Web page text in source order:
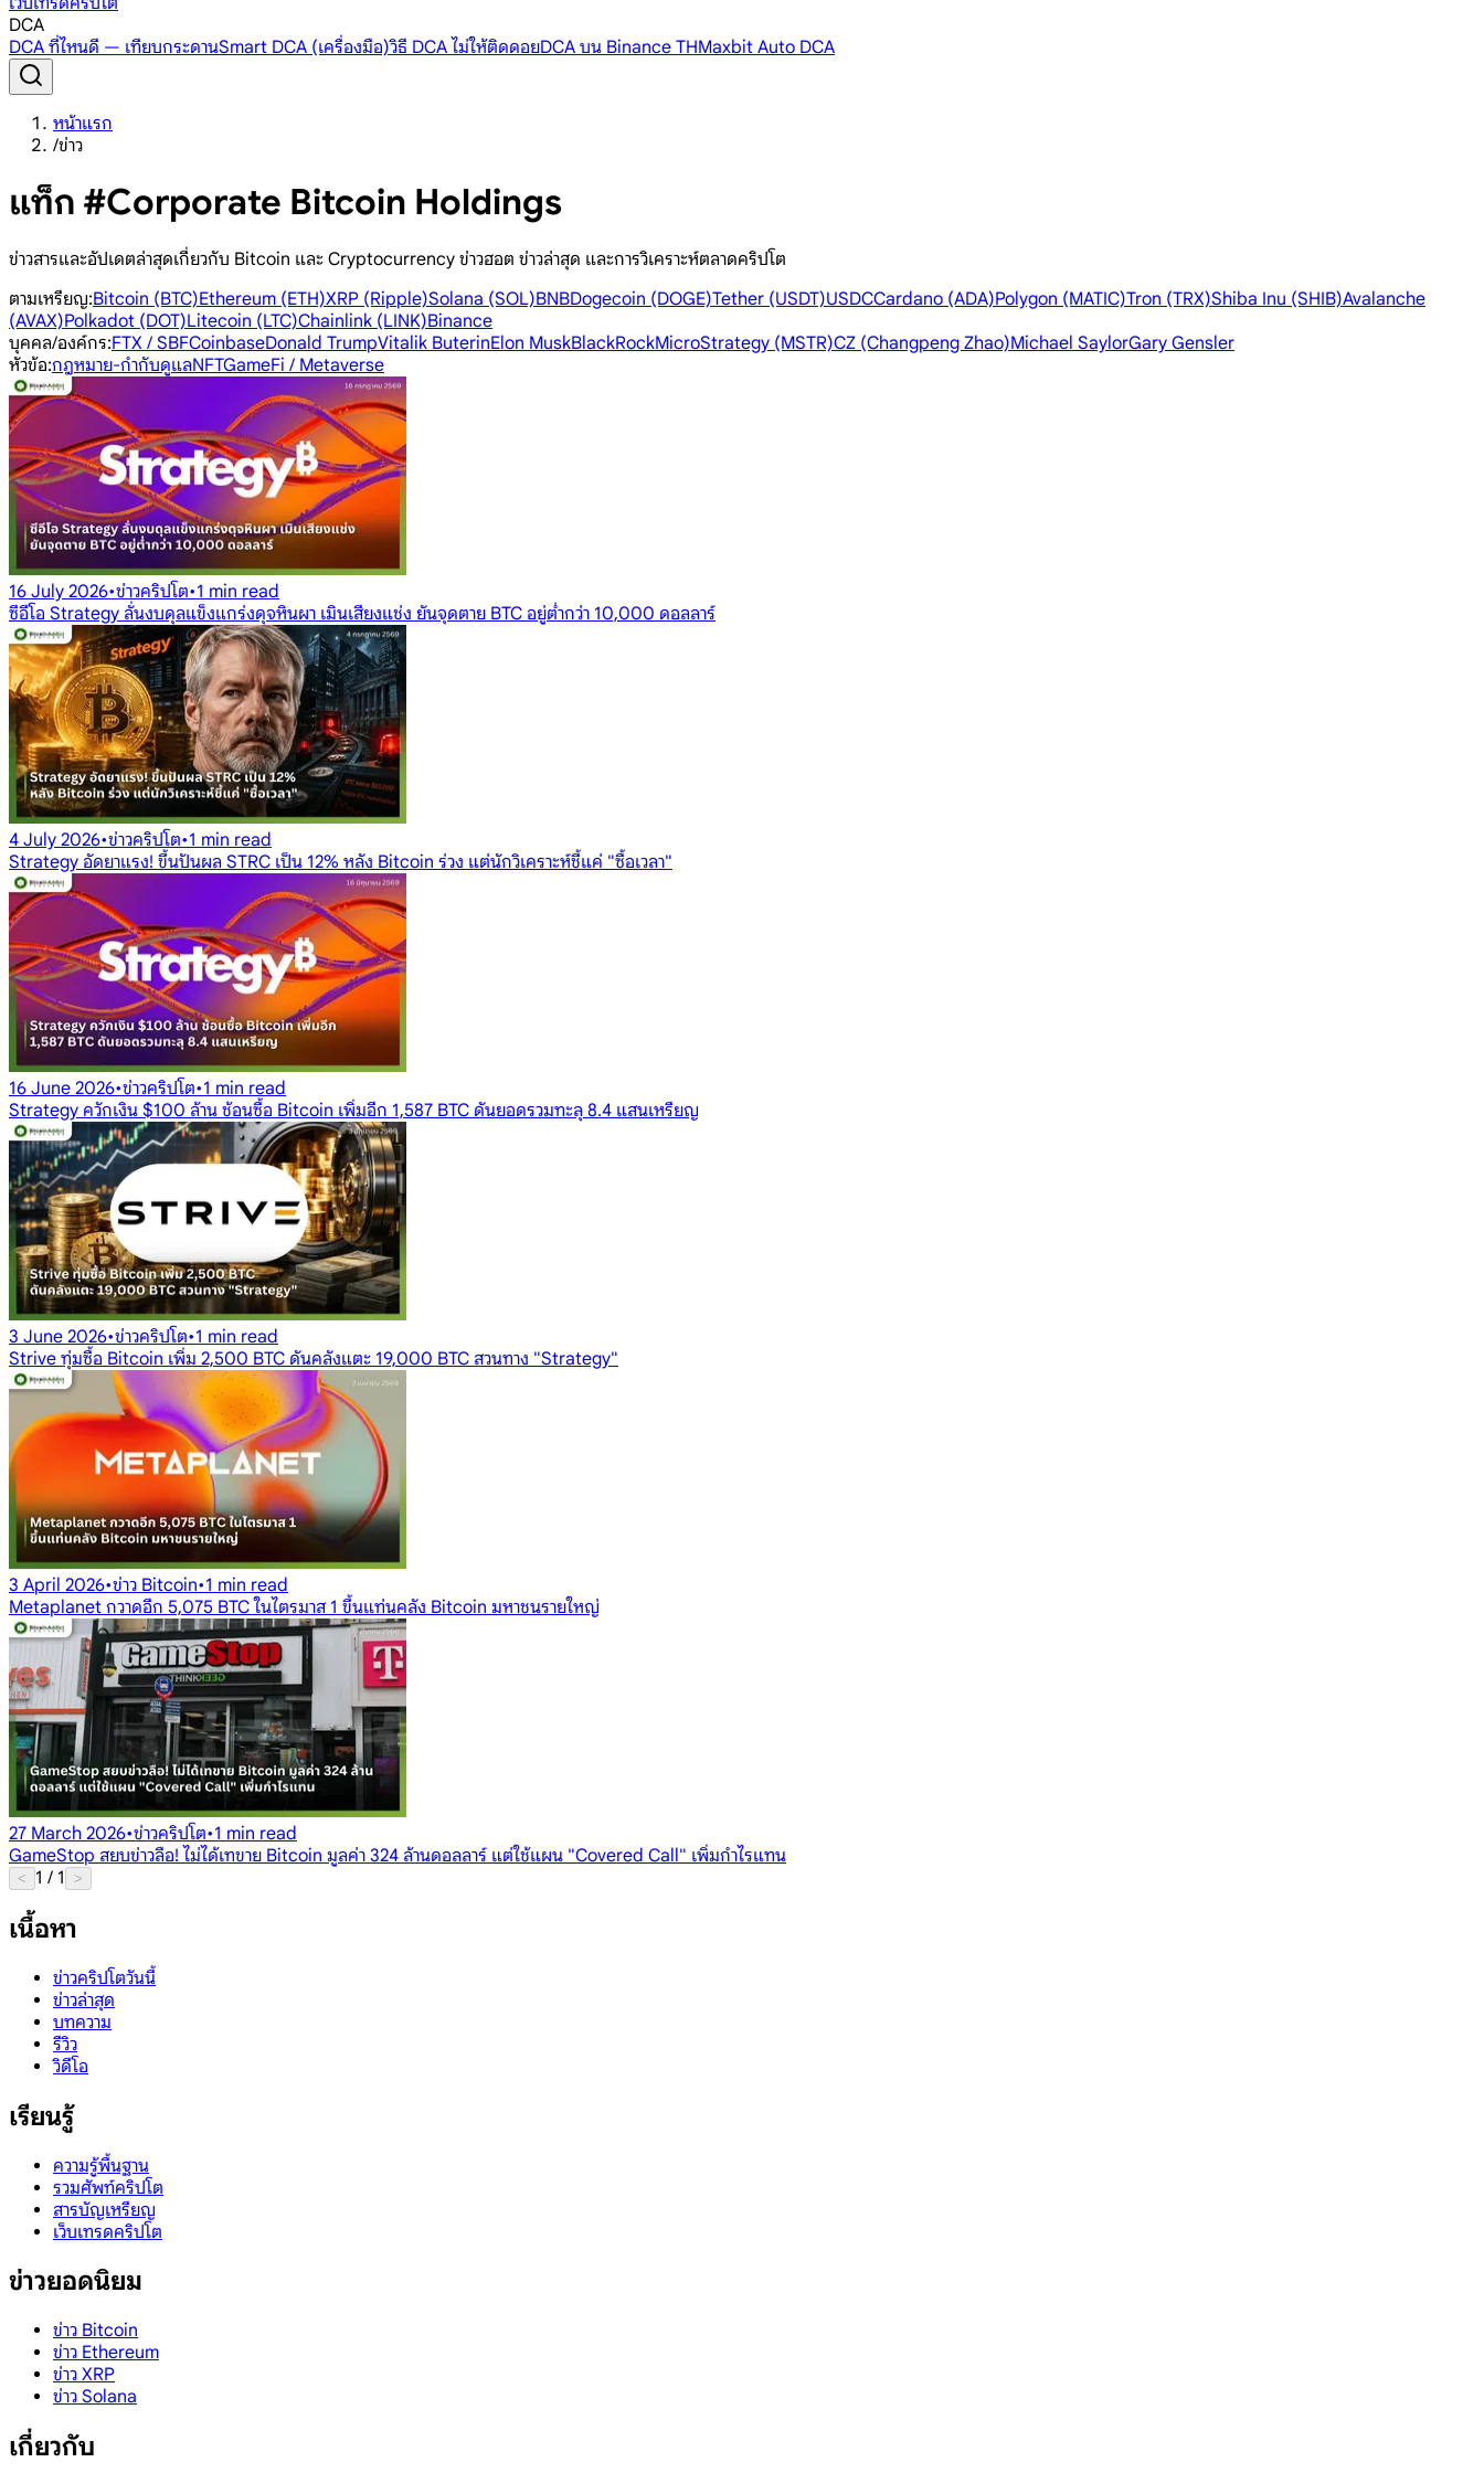
DCA
DCA ที่ไหนดี — เทียบกระดานSmart DCA (เครื่องมือ)วิธี DCA ไม่ให้ติดดอยDCA บน Binance THMaxbit Auto DCA
หน้าแรก
/ข่าว
แท็ก #Corporate Bitcoin Holdings
ข่าวสารและอัปเดตล่าสุดเกี่ยวกับ Bitcoin และ Cryptocurrency ข่าวฮอต ข่าวล่าสุด และการวิเคราะห์ตลาดคริปโต
ตามเหรียญ:Bitcoin (BTC)Ethereum (ETH)XRP (Ripple)Solana (SOL)BNBDogecoin (DOGE)Tether (USDT)USDCCardano (ADA)Polygon (MATIC)Tron (TRX)Shiba Inu (SHIB)Avalanche
(AVAX)Polkadot (DOT)Litecoin (LTC)Chainlink (LINK)Binance
บุคคล/องค์กร:FTX / SBFCoinbaseDonald TrumpVitalik ButerinElon MuskBlackRockMicroStrategy (MSTR)CZ (Changpeng Zhao)Michael SaylorGary Gensler
หัวข้อ:กฎหมาย-กำกับดูแลNFTGameFi / Metaverse
16 July 2026•ข่าวคริปโต•1 min read
ซีอีโอ Strategy ลั่นงบดุลแข็งแกร่งดุจหินผา เมินเสียงแช่ง ยันจุดตาย BTC อยู่ต่ำกว่า 10,000 ดอลลาร์
4 July 2026•ข่าวคริปโต•1 min read
Strategy อัดยาแรง! ขึ้นปันผล STRC เป็น 12% หลัง Bitcoin ร่วง แต่นักวิเคราะห์ชี้แค่ "ซื้อเวลา"
16 June 2026•ข่าวคริปโต•1 min read
Strategy ควักเงิน $100 ล้าน ช้อนซื้อ Bitcoin เพิ่มอีก 1,587 BTC ดันยอดรวมทะลุ 8.4 แสนเหรียญ
3 June 2026•ข่าวคริปโต•1 min read
Strive ทุ่มซื้อ Bitcoin เพิ่ม 2,500 BTC ดันคลังแตะ 19,000 BTC สวนทาง "Strategy"
3 April 2026•ข่าว Bitcoin•1 min read
Metaplanet กวาดอีก 5,075 BTC ในไตรมาส 1 ขึ้นแท่นคลัง Bitcoin มหาชนรายใหญ่
27 March 2026•ข่าวคริปโต•1 min read
GameStop สยบข่าวลือ! ไม่ได้เทขาย Bitcoin มูลค่า 324 ล้านดอลลาร์ แต่ใช้แผน "Covered Call" เพิ่มกำไรแทน
< 1 / 1 >
เนื้อหา
ข่าวคริปโตวันนี้
ข่าวล่าสุด
บทความ
รีวิว
วิดีโอ
เรียนรู้
ความรู้พื้นฐาน
รวมศัพท์คริปโต
สารบัญเหรียญ
เว็บเทรดคริปโต
ข่าวยอดนิยม
ข่าว Bitcoin
ข่าว Ethereum
ข่าว XRP
ข่าว Solana
เกี่ยวกับ